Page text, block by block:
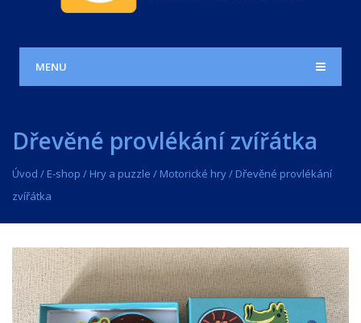
MENU
Dřevěné provlékání zvířátka
Úvod / E-shop / Hry a puzzle / Motorické hry/ Dřevěné provlékání
zvířátka